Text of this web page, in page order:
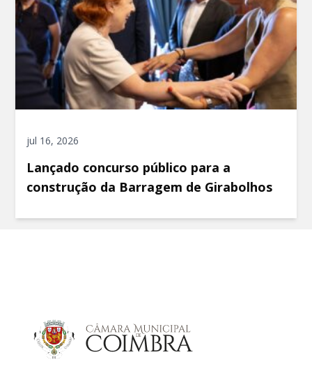
jul 16, 2026
Lançado concurso público para a
construção da Barragem de Girabolhos